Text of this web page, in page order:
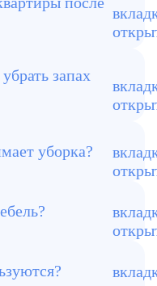
мусора,
запах
и
уборка?
или